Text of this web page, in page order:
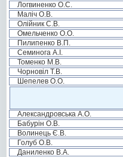
Логвиненко О.С.
Маліч О.В.
Олійник С.В.
Омельченко О.О.
Пилипенко В.П.
Семинога А.І.
Томенко М.В.
Чорновіл Т.В.
Шепелев О.О.
Александровська А.О.
Бабурін О.В.
Волинець Є.В.
Голуб О.В.
Даниленко В.А.